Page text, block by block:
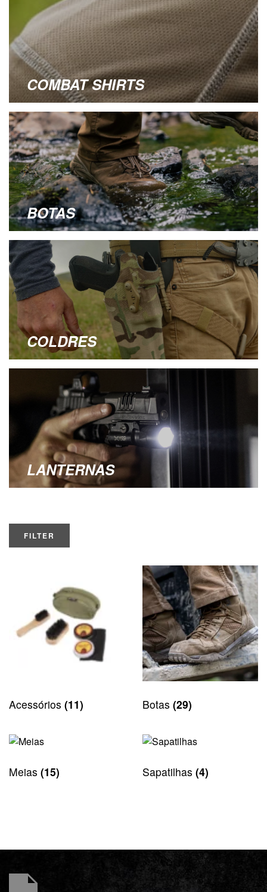
COMBAT SHIRTS
BOTAS
COLDRES
LANTERNAS
FILTER
Acessórios (11) Botas (29)
Meias (15) Sapatilhas (4)